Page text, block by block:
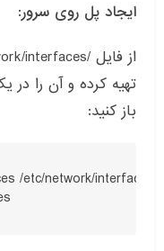
ایجاد پل روی سرور:
از فایل/etc/network/interfaces
تهیه کرده و آن را در
باز کنید:
/etc/network/